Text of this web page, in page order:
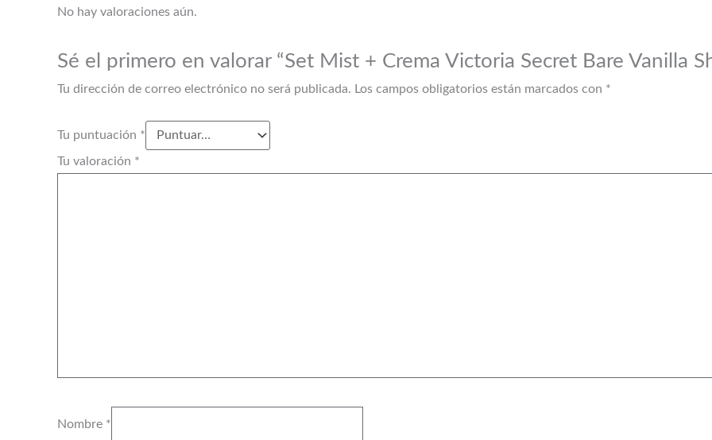
No hay valoraciones aún.
Sé el primero en valorar “Set Mist + Crema Victoria Secret Bare Vanilla
Tu dirección de correo electrónico no será publicada. Los campos obligatorios están marcados con *
Tu puntuación *
Tu valoración *
Nombre *